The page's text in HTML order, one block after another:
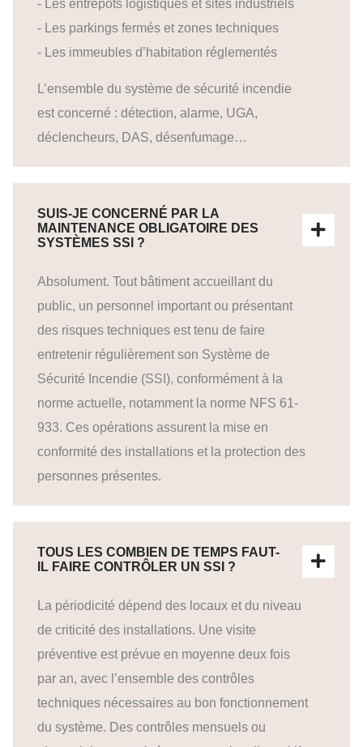
- Les entrepôts logistiques et sites industriels
- Les parkings fermés et zones techniques
- Les immeubles d’habitation réglementés
L’ensemble du système de sécurité incendie
est concerné : détection, alarme, UGA,
déclencheurs, DAS, désenfumage…
SUIS-JE CONCERNÉ PAR LA
MAINTENANCE OBLIGATOIRE DES
SYSTÈMES SSI ?
Absolument. Tout bâtiment accueillant du
public, un personnel important ou présentant
des risques techniques est tenu de faire
entretenir régulièrement son Système de
Sécurité Incendie (SSI), conformément à la
norme actuelle, notamment la norme NFS 61-
933. Ces opérations assurent la mise en
conformité des installations et la protection des
personnes présentes.
TOUS LES COMBIEN DE TEMPS FAUT-
IL FAIRE CONTRÔLER UN SSI ?
La périodicité dépend des locaux et du niveau
de criticité des installations. Une visite
préventive est prévue en moyenne deux fois
par an, avec l’ensemble des contrôles
techniques nécessaires au bon fonctionnement
du système. Des contrôles mensuels ou